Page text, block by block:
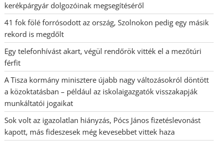
kerékpárgyár dolgozóinak megsegítéséről
41 fok fölé forrósodott az ország, Szolnokon pedig egy másik
rekord is megdőlt
Egy telefonhívást akart, végül rendőrök vitték el a mezőtúri
férfit
A Tisza kormány minisztere újabb nagy változásokról döntött
a közoktatásban – például az iskolaigazgatók visszakapják
munkáltatói jogaikat
Sok volt az igazolatlan hiányzás, Pócs János fizetéslevonást
kapott, más fideszesek még kevesebbet vittek haza